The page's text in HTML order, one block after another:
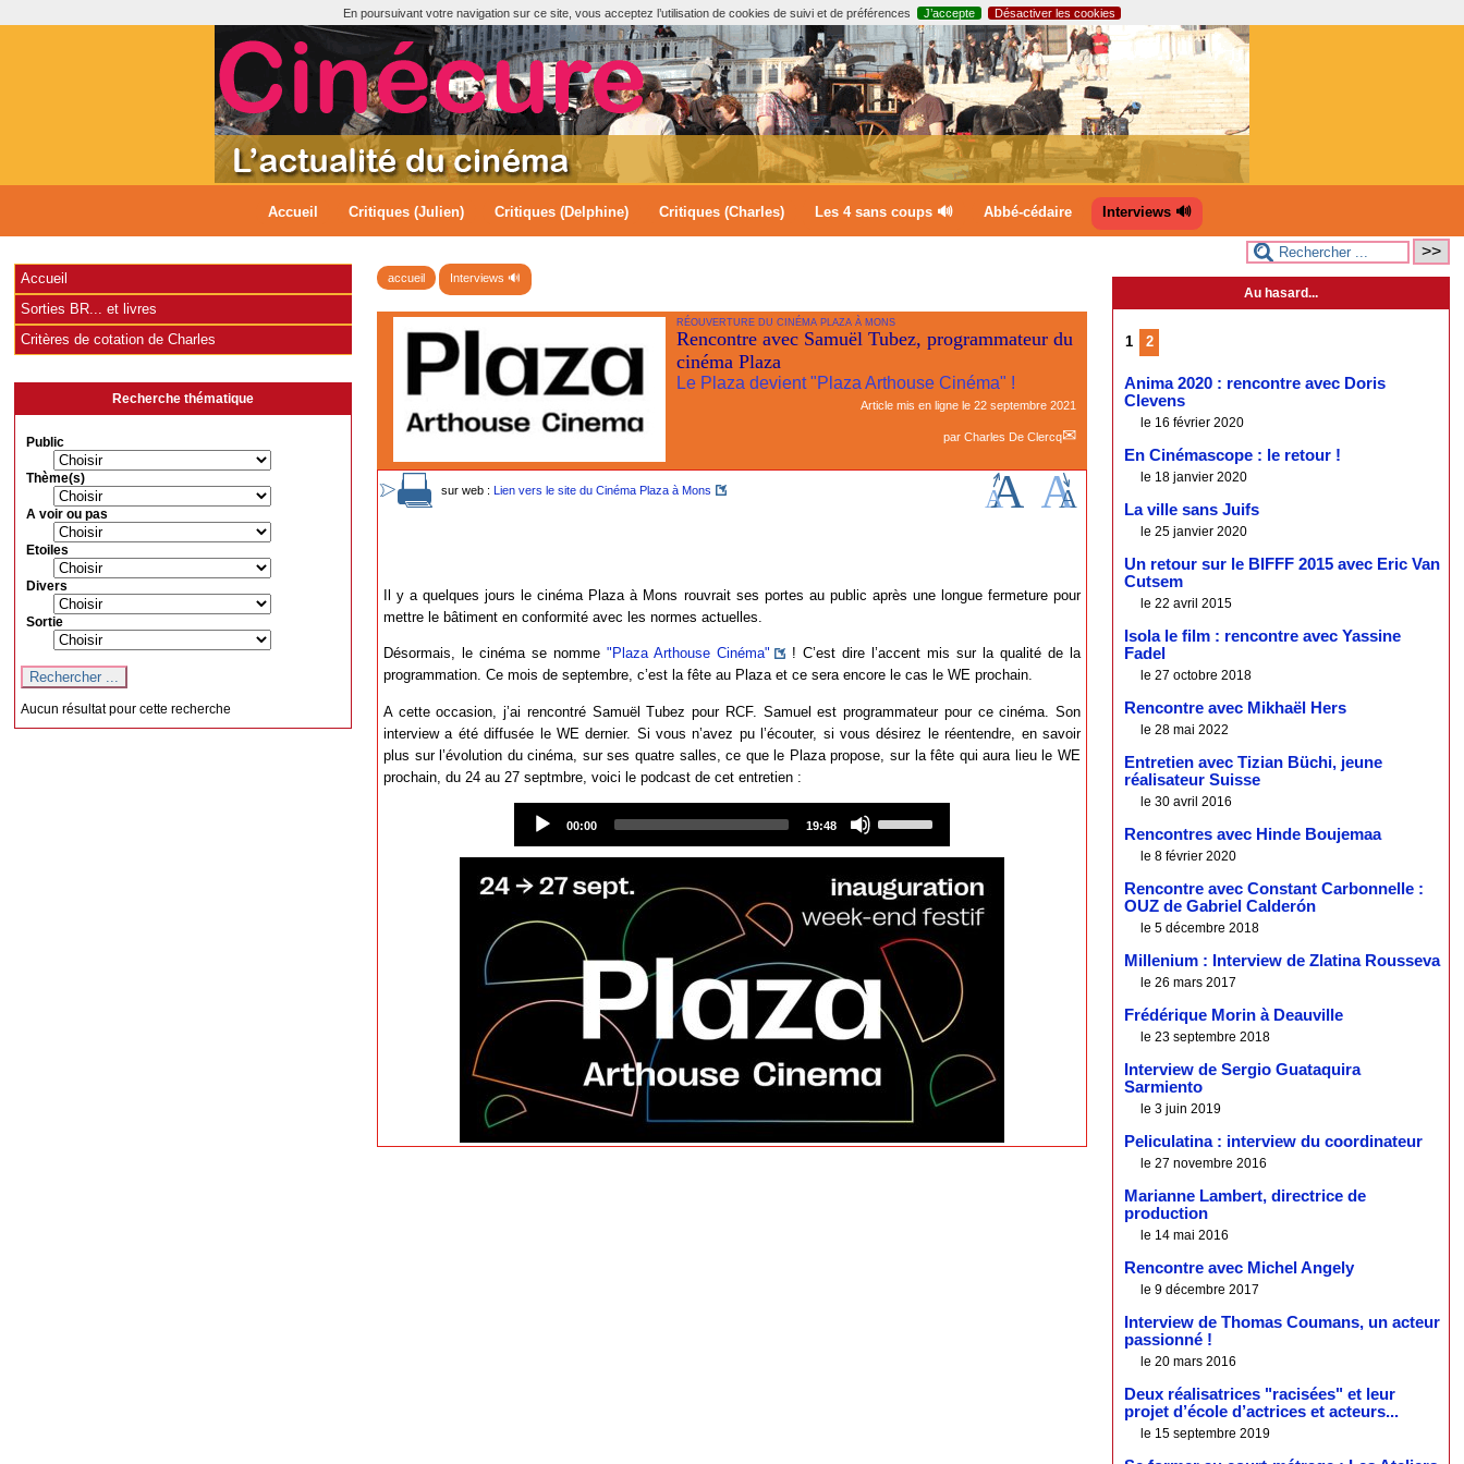
En poursuivant votre navigation sur ce site, vous acceptez l’utilisation de cookies de suivi et de préférences J’accepte Désactiver les cookies
Accueil Critiques (Julien) Critiques (Delphine) Critiques (Charles) Les 4 sans coups 🔊 Abbé-cédaire Interviews 🔊
accueil Interviews 🔊
RÉOUVERTURE DU CINÉMA PLAZA À MONS
Rencontre avec Samuël Tubez, programmateur du
cinéma Plaza
Le Plaza devient "Plaza Arthouse Cinéma" !
Article mis en ligne le 22 septembre 2021
par Charles De Clercq
sur web : Lien vers le site du Cinéma Plaza à Mons
Il y a quelques jours le cinéma Plaza à Mons rouvrait ses portes au public après une longue fermeture pour
mettre le bâtiment en conformité avec les normes actuelles.
Désormais, le cinéma se nomme "Plaza Arthouse Cinéma"
! C’est dire l’accent mis sur la qualité de la
programmation. Ce mois de septembre, c’est la fête au Plaza et ce sera encore le cas le WE prochain.
A cette occasion, j’ai rencontré Samuël Tubez pour RCF. Samuel est programmateur pour ce cinéma. Son
interview a été diffusée le WE dernier. Si vous n’avez pu l’écouter, si vous désirez le réentendre, en savoir
plus sur l’évolution du cinéma, sur ses quatre salles, ce que le Plaza propose, sur la fête qui aura lieu le WE
prochain, du 24 au 27 septmbre, voici le podcast de cet entretien :
00:00 19:48
Up/Down
keys
increase
decrease
volume.
Accueil
Sorties BR... et livres
Critères de cotation de Charles
Recherche thématique
Public
Thème(s)
A voir ou pas
Etoiles
Divers
Sortie
Aucun résultat pour cette recherche
Au hasard...
1 2
Anima 2020 : rencontre avec Doris
Clevens
le 16 février 2020
En Cinémascope : le retour !
le 18 janvier 2020
La ville sans Juifs
le 25 janvier 2020
Un retour sur le BIFFF 2015 avec Eric Van
Cutsem
le 22 avril 2015
Isola le film : rencontre avec Yassine
Fadel
le 27 octobre 2018
Rencontre avec Mikhaël Hers
le 28 mai 2022
Entretien avec Tizian Büchi, jeune
réalisateur Suisse
le 30 avril 2016
Rencontres avec Hinde Boujemaa
le 8 février 2020
Rencontre avec Constant Carbonnelle :
OUZ de Gabriel Calderón
le 5 décembre 2018
Millenium : Interview de Zlatina Rousseva
le 26 mars 2017
Frédérique Morin à Deauville
le 23 septembre 2018
Interview de Sergio Guataquira
Sarmiento
le 3 juin 2019
Peliculatina : interview du coordinateur
le 27 novembre 2016
Marianne Lambert, directrice de
production
le 14 mai 2016
Rencontre avec Michel Angely
le 9 décembre 2017
Interview de Thomas Coumans, un acteur
passionné !
le 20 mars 2016
Deux réalisatrices "racisées" et leur
projet d’école d’actrices et acteurs...
le 15 septembre 2019